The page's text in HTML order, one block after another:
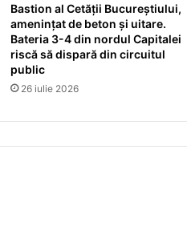
Bastion al Cetății Bucureștiului,
amenințat de beton și uitare.
Bateria 3-4 din nordul Capitalei
riscă să dispară din circuitul
public
26 iulie 2026